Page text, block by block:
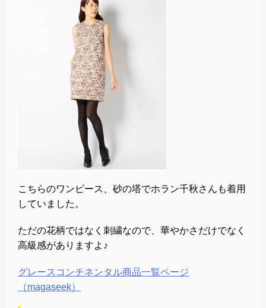
こちらのワンピース、砂の塔でホラン千秋さんも着用
していました。
ただの花柄ではなく刺繍なので、華やかさだけでなく
高級感がありますよ♪
グレースコンチネンタル商品一覧ページ
（magaseek）